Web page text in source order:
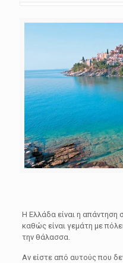
H Ελλάδα είναι η απάντηση
καθώς είναι γεμάτη με
την θάλασσα.
Αν είστε από αυτούς που